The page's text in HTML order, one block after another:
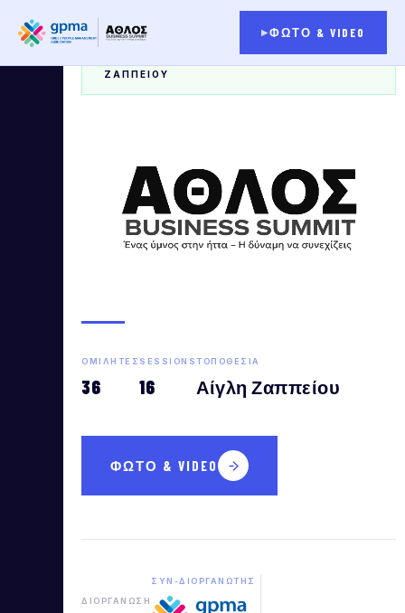
ΦΩΤΟ & VIDEO
ΖΑΠΠΕΊΟΥ
ΟΜΙΛΗΤΈΣ
36
SESSIONS
16
ΤΟΠΟΘΕΣΊΑ
Αίγλη Ζαππείου
ΦΩΤΟ & VIDEO
ΔΙΟΡΓΆΝΩΣΗ
ΣΥΝ-ΔΙΟΡΓΑΝΩΤΉΣ